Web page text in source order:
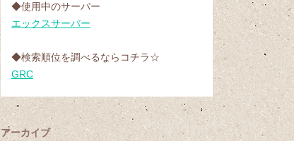
◆使用中のサーバー
エックスサーバー
◆検索順位を調べるならコチラ☆
GRC
アーカイブ